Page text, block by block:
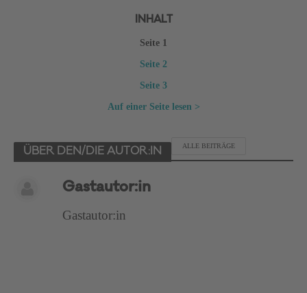
INHALT
Seite 1
Seite 2
Seite 3
Auf einer Seite lesen >
ÜBER DEN/DIE AUTOR:IN
ALLE BEITRÄGE
Gastautor:in
Gastautor:in